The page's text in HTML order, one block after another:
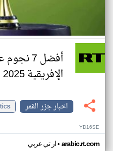
أفضل 7
الإفريقية 2025
اخبار جزر القمر
YD16SE
ار تي عربي• arabic.rt.com